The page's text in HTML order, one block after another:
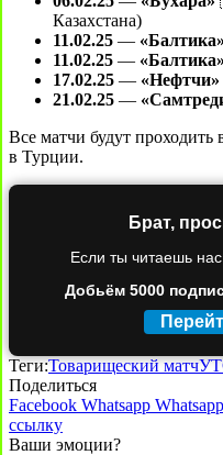
Казахстана)
11.02.25 — «Балтика»
11.02.25 — «Балтика»
17.02.25 — «Нефтчи»
21.02.25 —
Все матчи будут проходить
в Турции.
Брат,
Если ты читаешь
Добьём 5000
Теги:Товарищеский матч
Поделиться
Facebook Whatsapp Whatsapp
ссылку
Ваши эмоции?